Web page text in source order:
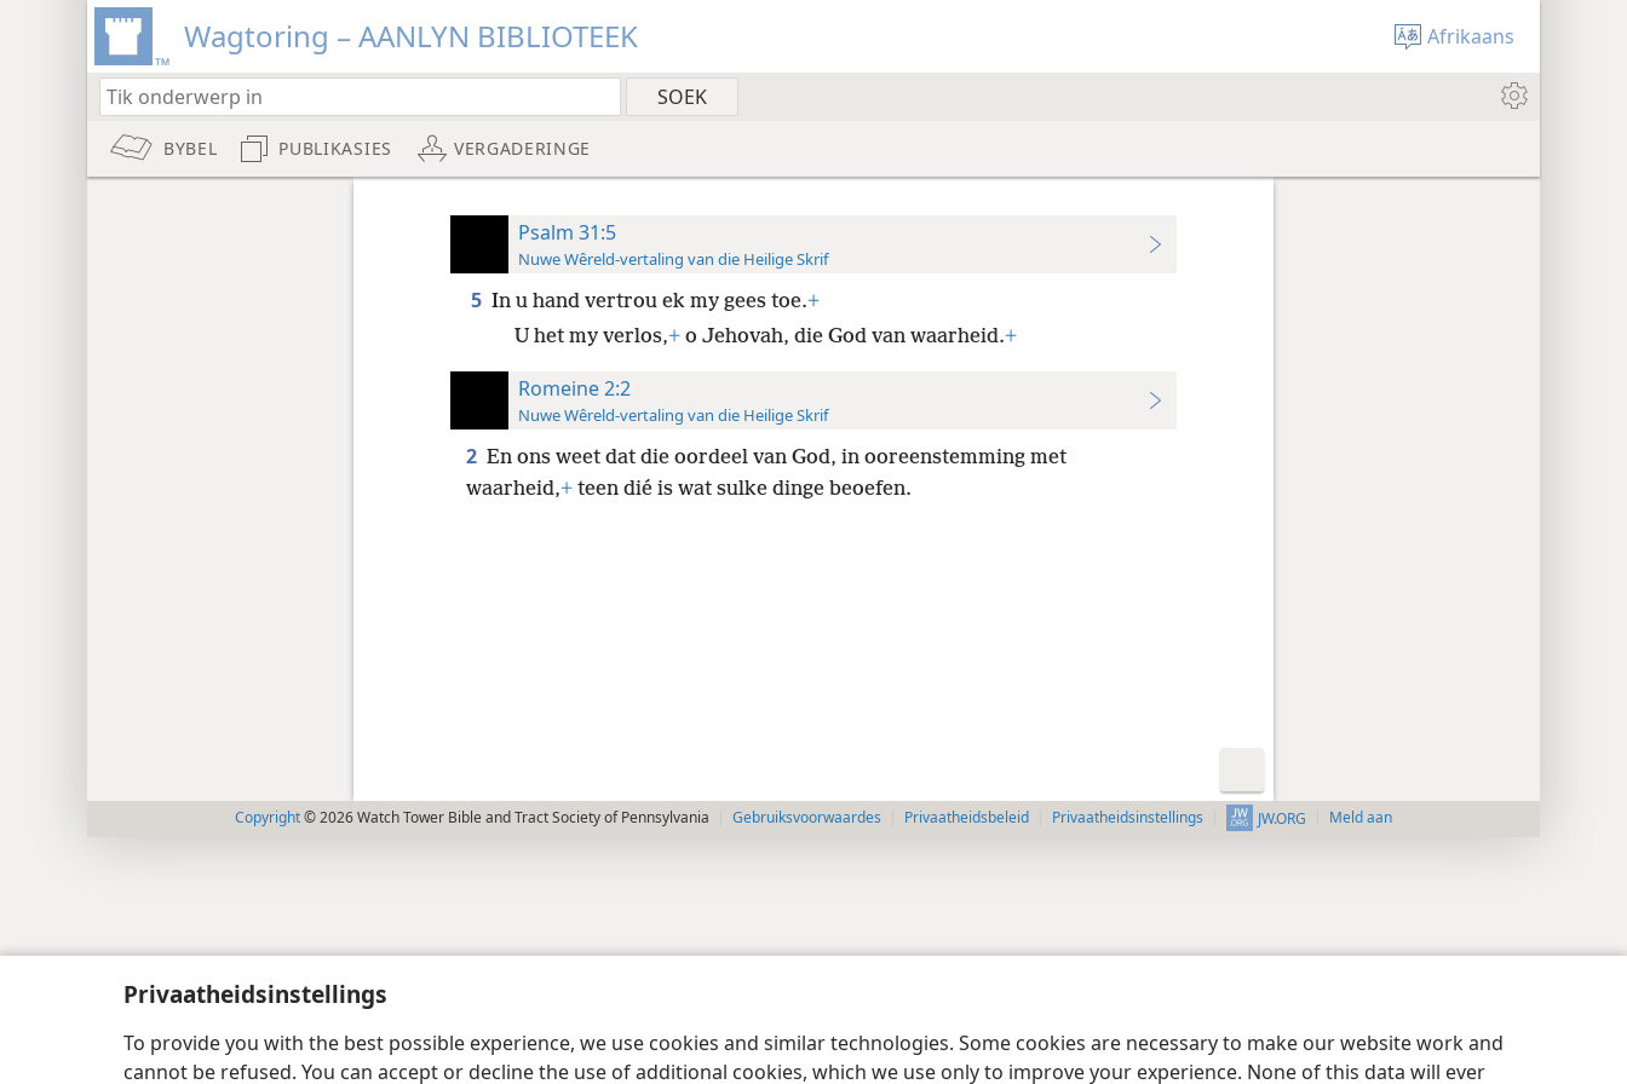
Privaatheidsinstellings
To provide you with the best possible experience, we use cookies and similar technologies. Some cookies are necessary to make our website work and
cannot be refused. You can accept or decline the use of additional cookies, which we use only to improve your experience. None of this data will ever
Wagtoring – AANLYN BIBLIOTEEK Afrikaans
BYBEL PUBLIKASIES VERGADERINGE
Psalm 31:5
Nuwe Wêreld-vertaling van die Heilige Skrif
5 In u hand vertrou ek my gees toe.+
U het my verlos,+o Jehovah, die God van waarheid.+
Romeine 2:2
Nuwe Wêreld-vertaling van die Heilige Skrif
2 En ons weet dat die oordeel van God, in ooreenstemming met
waarheid,+teen dié is wat sulke dinge beoefen.
Copyright© 2026 Watch Tower Bible and Tract Society of Pennsylvania Gebruiksvoorwaardes Privaatheidsbeleid Privaatheidsinstellings JW.ORG Meld aan